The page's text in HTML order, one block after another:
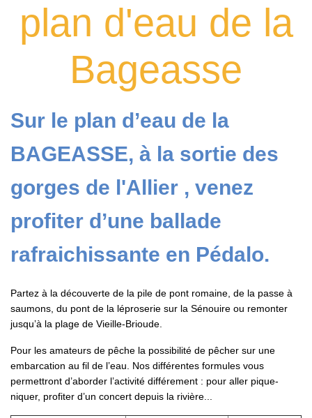
plan d'eau de la
Bageasse
Sur le plan d’eau de la
BAGEASSE, à la sortie des
gorges de l'Allier , venez
profiter d’une ballade
rafraichissante en Pédalo.
Partez à la découverte de la pile de pont romaine, de la passe à
saumons, du pont de la léproserie sur la Sénouire ou remonter
jusqu’à la plage de Vieille-Brioude.
Pour les amateurs de pêche la possibilité de pêcher sur une
embarcation au fil de l’eau. Nos différentes formules vous
permettront d’aborder l’activité différement : pour aller pique-
niquer, profiter d’un concert depuis la rivière...